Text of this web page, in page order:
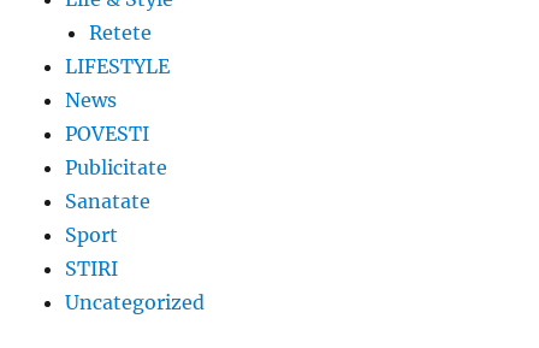
Retete
LIFESTYLE
News
POVESTI
Publicitate
Sanatate
Sport
STIRI
Uncategorized